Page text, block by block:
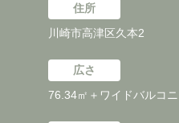
住所
川崎市高津区久本2
広さ
76.34㎡＋ワイドバルコ